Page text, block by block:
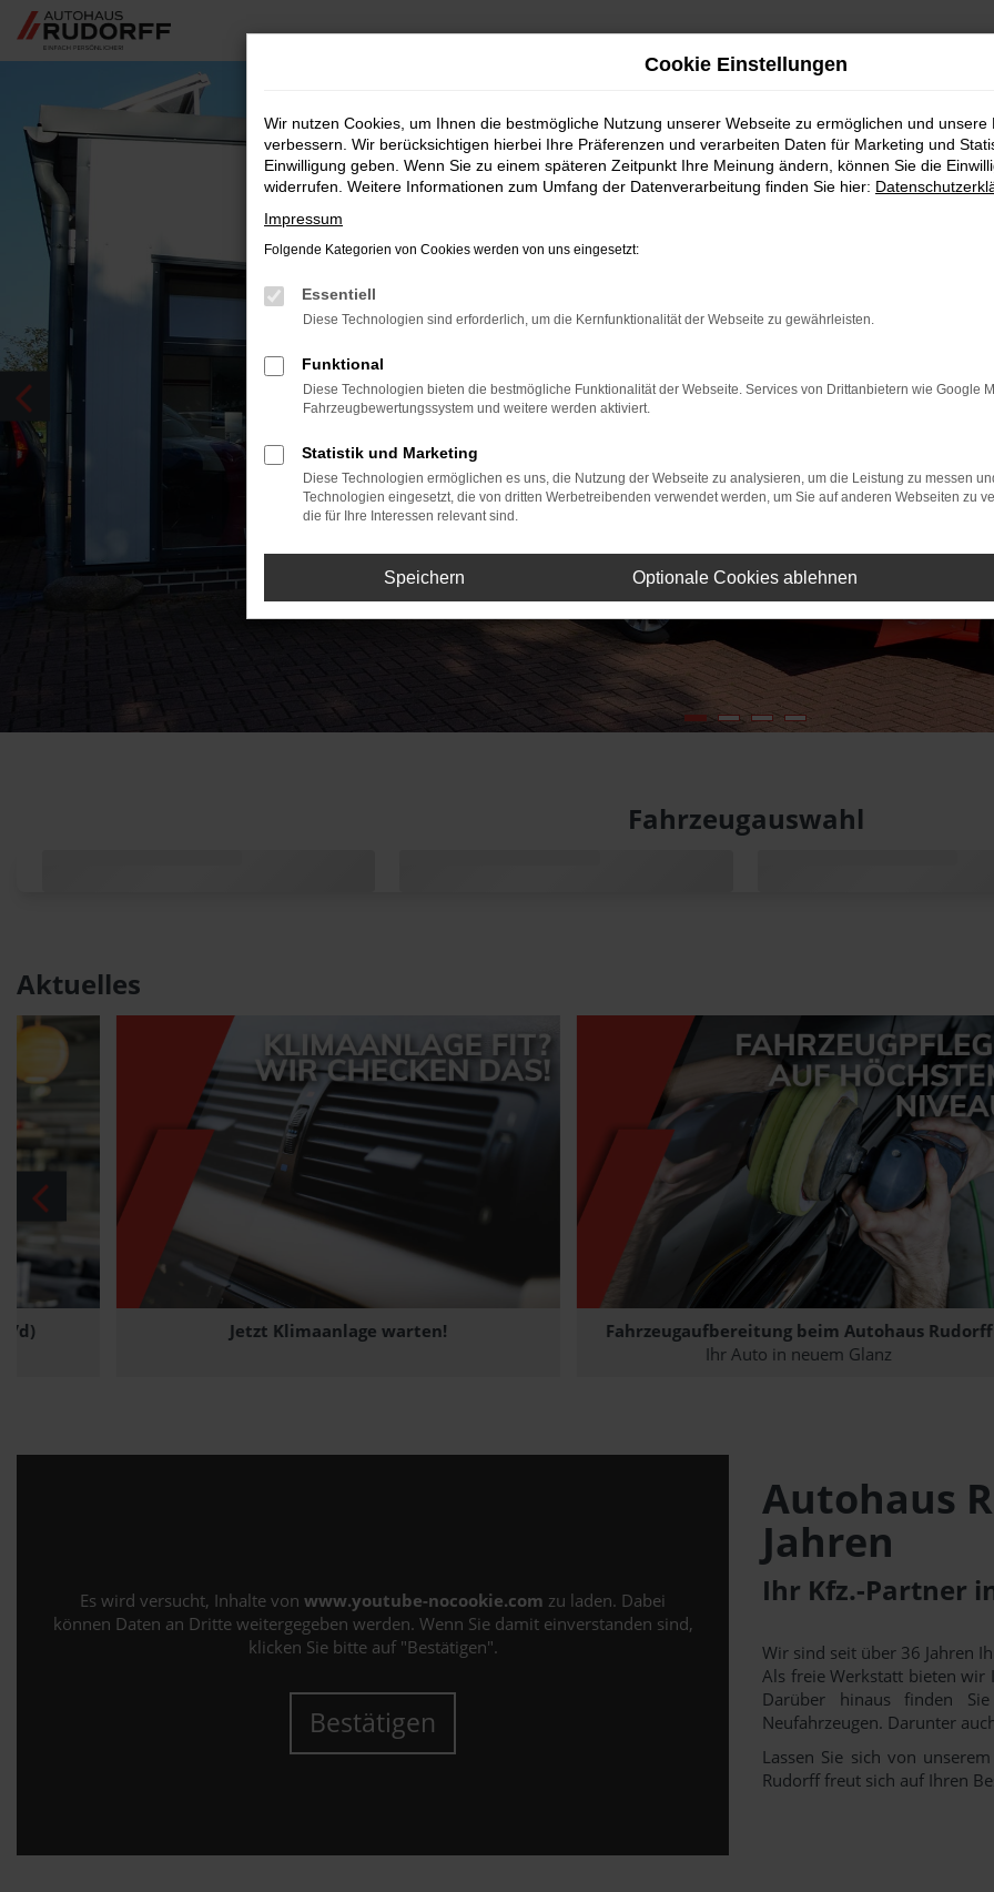
Zum
Hauptinhalt
Fahrzeugauswahl
Aktuelles
Werkstattleistungen
Jetzt Klimaanlage warten! Werkstattleistungen
Fahrzeugaufbereitung beim Autohaus Rudorff
Ihr Auto in neuem Glanz
Es wird versucht, Inhalte von www.youtube-nocookie.com zu laden. Dabei
können Daten an Dritte weitergegeben werden. Wenn Sie damit einverstanden sind,
klicken Sie bitte auf "Bestätigen".
Bestätigen
Autohaus
Jahren
Ihr Kfz.-Partner
Wir sind seit über 36 Jahren
Als freie Werkstatt bieten wir
Darüber hinaus finden
Neufahrzeugen. Darunter
Lassen Sie sich von
Rudorff freut sich auf Ihren
Cookie Einstellungen
Wir nutzen Cookies, um Ihnen die bestmögliche Nutzung unserer Webseite zu ermöglichen und unsere
verbessern. Wir berücksichtigen hierbei Ihre Präferenzen und verarbeiten Daten für Marketing und
Einwilligung geben. Wenn Sie zu einem späteren Zeitpunkt Ihre Meinung ändern, können Sie die
widerrufen. Weitere Informationen zum Umfang der Datenverarbeitung finden Sie hier:
Impressum
Folgende Kategorien von Cookies werden von uns eingesetzt:
Essentiell
Diese Technologien sind erforderlich, um die Kernfunktionalität der Webseite zu gewährleisten.
Funktional
Diese Technologien bieten die bestmögliche Funktionalität der Webseite. Services von Drittanbietern wie Google
Fahrzeugbewertungssystem und weitere werden aktiviert.
Statistik und Marketing
Diese Technologien ermöglichen es uns, die Nutzung der Webseite zu analysieren, um die Leistung zu messen
Technologien eingesetzt, die von dritten Werbetreibenden verwendet werden, um Sie auf anderen Webseiten zu
die für Ihre Interessen relevant sind.
Speichern Optionale Cookies ablehnen